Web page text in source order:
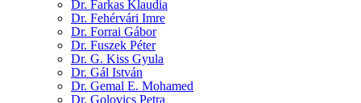
Dr. Farkas Klaudia
Dr. Fehérvári Imre
Dr. Forrai Gábor
Dr. Fuszek Péter
Dr. G. Kiss Gyula
Dr. Gál István
Dr. Gemal E. Mohamed
Dr. Golovics Petra